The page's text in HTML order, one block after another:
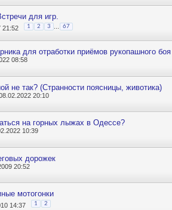
для игр.
21:52 1 2 3 67
для отработки приёмов рукопашного боя
08:58
не так? (Странности поясницы, животика)
08.02.2022 20:10
на горных лыжах в Одессе?
10:39
дорожек
20:52
мотогонки
14:37 1 2